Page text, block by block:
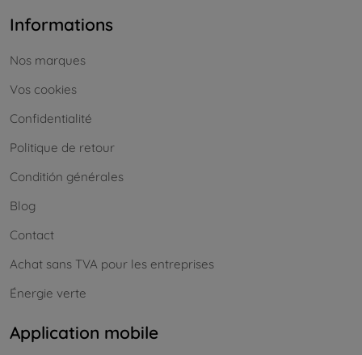
Informations
Nos marques
Vos cookies
Confidentialité
Politique de retour
Conditión générales
Blog
Contact
Achat sans TVA pour les entreprises
Énergie verte
Application mobile